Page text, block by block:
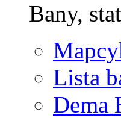
Bany,
Lista
Dema